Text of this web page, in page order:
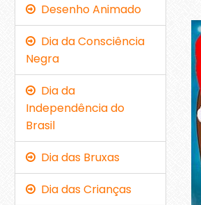
Desenho Animado
Dia da Consciência
Negra
Dia da
Independência do
Brasil
Dia das Bruxas
Dia das Crianças